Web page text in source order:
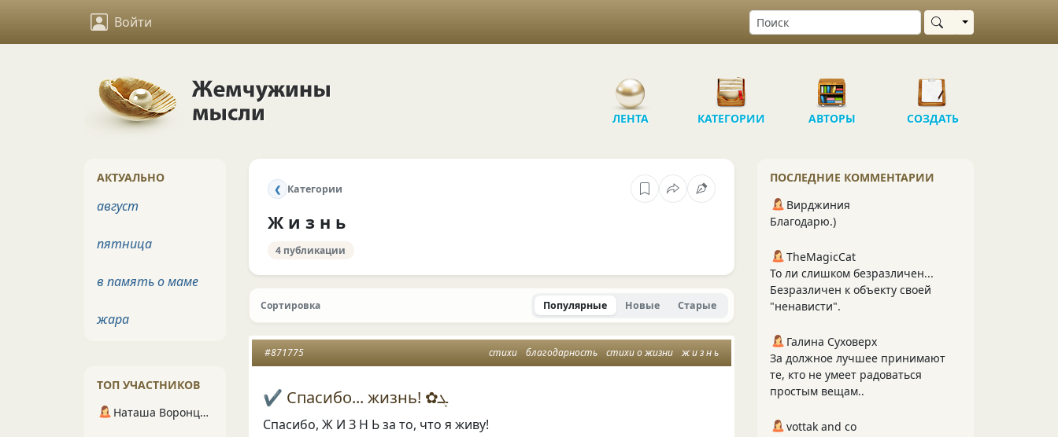
Войти Выбрать область
ЛЕНТА КАТЕГОРИИ АВТОРЫ СОЗДАТЬ
❮ Категории
Ж и з н ь
4 публикации
Сортировка Популярные Новые Старые
стихи благодарность стихи о жизни ж и з н ь
#871775
✔ Спасибо... жизнь! ✿ܓ
Спасибо, Ж И З Н Ь за то, что я живу!
ПОСЛЕДНИЕ КОММЕНТАРИИ
Вирджиния
Благодарю.)
TheMagicCat
То ли слишком безразличен...
Безразличен к объекту своей
"ненависти".
Галина Суховерх
За должное лучшее принимают
те, кто не умеет радоваться
простым вещам..
vottak and co
АКТУАЛЬНО
август
пятница
в память о маме
жара
ТОП УЧАСТНИКОВ
Наташа Воронцова